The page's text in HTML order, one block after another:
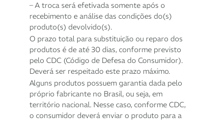
– A troca será efetivada somente após o
recebimento e análise das condições do(s)
produto(s) devolvido(s).
O prazo total para substituição ou reparo dos
produtos é de até 30 dias, conforme previsto
pelo CDC (Código de Defesa do Consumidor).
Deverá ser respeitado este prazo máximo.
Alguns produtos possuem garantia dada pelo
próprio fabricante no Brasil, ou seja, em
território nacional. Nesse caso, conforme CDC,
o consumidor deverá enviar o produto para a